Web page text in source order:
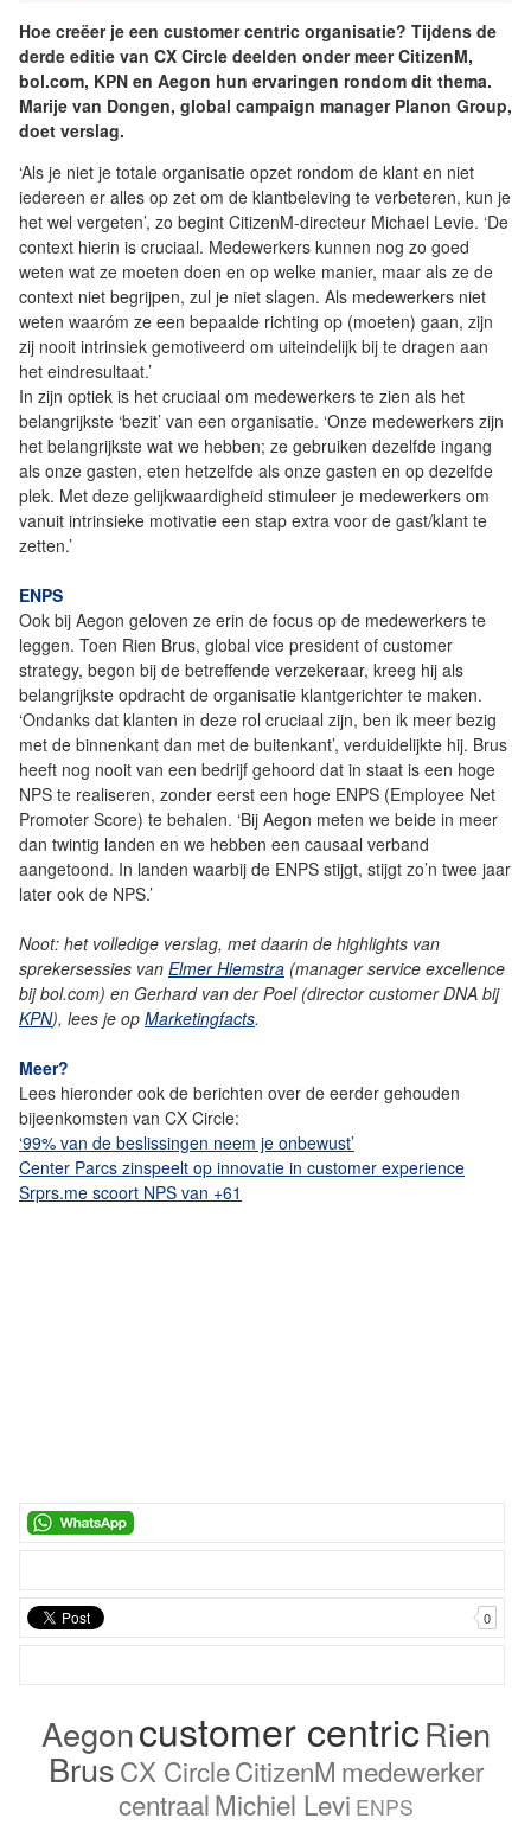
Hoe creëer je een customer centric organisatie? Tijdens de
derde editie van CX Circle deelden onder meer CitizenM,
bol.com, KPN en Aegon hun ervaringen rondom dit thema.
Marije van Dongen, global campaign manager Planon Group,
doet verslag.
‘Als je niet je totale organisatie opzet rondom de klant en niet
iedereen er alles op zet om de klantbeleving te verbeteren, kun je
het wel vergeten’, zo begint CitizenM-directeur Michael Levie. ‘De
context hierin is cruciaal. Medewerkers kunnen nog zo goed
weten wat ze moeten doen en op welke manier, maar als ze de
context niet begrijpen, zul je niet slagen. Als medewerkers niet
weten waaróm ze een bepaalde richting op (moeten) gaan, zijn
zij nooit intrinsiek gemotiveerd om uiteindelijk bij te dragen aan
het eindresultaat.’
In zijn optiek is het cruciaal om medewerkers te zien als het
belangrijkste ‘bezit’ van een organisatie. ‘Onze medewerkers zijn
het belangrijkste wat we hebben; ze gebruiken dezelfde ingang
als onze gasten, eten hetzelfde als onze gasten en op dezelfde
plek. Met deze gelijkwaardigheid stimuleer je medewerkers om
vanuit intrinsieke motivatie een stap extra voor de gast/klant te
zetten.’
ENPS
Ook bij Aegon geloven ze erin de focus op de medewerkers te
leggen. Toen Rien Brus, global vice president of customer
strategy, begon bij de betreffende verzekeraar, kreeg hij als
belangrijkste opdracht de organisatie klantgerichter te maken.
‘Ondanks dat klanten in deze rol cruciaal zijn, ben ik meer bezig
met de binnenkant dan met de buitenkant’, verduidelijkte hij. Brus
heeft nog nooit van een bedrijf gehoord dat in staat is een hoge
NPS te realiseren, zonder eerst een hoge ENPS (Employee Net
Promoter Score) te behalen. ‘Bij Aegon meten we beide in meer
dan twintig landen en we hebben een causaal verband
aangetoond. In landen waarbij de ENPS stijgt, stijgt zo’n twee jaar
later ook de NPS.’
Noot: het volledige verslag, met daarin de highlights van
sprekersessies van Elmer Hiemstra (manager service excellence
bij bol.com) en Gerhard van der Poel (director customer DNA bij
KPN), lees je op Marketingfacts.
Meer?
Lees hieronder ook de berichten over de eerder gehouden
bijeenkomsten van CX Circle:
‘99% van de beslissingen neem je onbewust’
Center Parcs zinspeelt op innovatie in customer experience
Srprs.me scoort NPS van +61
0
Aegoncustomer centricRien
BrusCX CircleCitizenM medewerker
centraalMichiel Levi ENPS